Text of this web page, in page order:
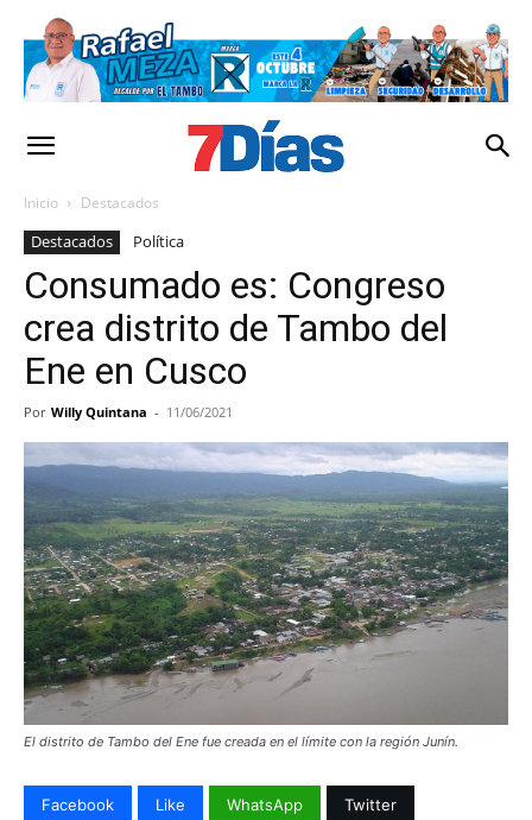
Inicio Destacados
Destacados Política
Consumado es: Congreso
crea distrito de Tambo del
Ene en Cusco
Por Willy Quintana - 11/06/2021
El distrito de Tambo del Ene fue creada en el límite con la región Junín.
Facebook Like WhatsApp Twitter